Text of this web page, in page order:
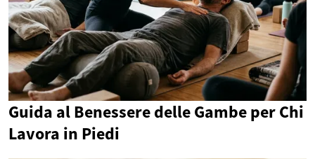
Guida al Benessere delle Gambe per Chi
Lavora in Piedi